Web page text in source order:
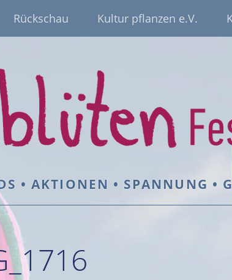
Rückschau Kultur pflanzen e.V.
• AKTIONEN • SPANNUNG •